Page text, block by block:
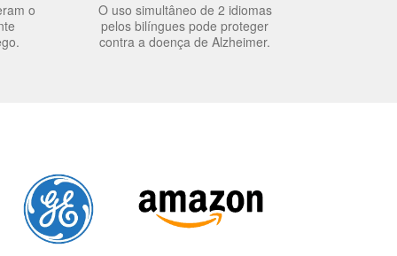
o
O uso simultâneo de 2 idiomas
pelos bilíngues pode proteger
contra a doença de Alzheimer.